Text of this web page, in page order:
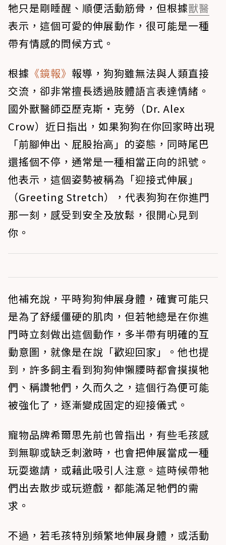
牠只是剛睡醒、順便活動筋骨，但根據獸醫
表示，這個可愛的伸展動作，很可能是一種
帶有情感的問候方式。
根據 《鏡報》 報導，狗狗雖無法與人類直接
交流，卻非常擅長透過肢體語言表達情緒。
國外獸醫師亞歷克斯・克勞（Dr. Alex
Crow）近日指出，如果狗狗在你回家時出現
「前腳伸出、屁股抬高」的姿態，同時尾巴
還搖個不停，通常是一種相當正向的訊號。
他表示，這個姿勢被稱為「迎接式伸展」
（Greeting Stretch）， 代表狗狗在你進門
那一刻，感受到安全及放鬆，很開心見到
你 。
他補充說，平時狗狗伸展身體，確實可能只
是為了舒緩僵硬的肌肉，但若牠總是在你進
門時立刻做出這個動作，多半帶有明確的互
動意圖，就像是在說「歡迎回家」。他也提
到，許多飼主看到狗狗伸懶腰時都會摸摸牠
們、稱讚牠們，久而久之，這個行為便可能
被強化了，逐漸變成固定的迎接儀式。
寵物品牌希爾思先前也曾指出，有些毛孩感
到無聊或缺乏刺激時，也會把伸展當成一種
玩耍邀請，或藉此吸引人注意。這時候帶牠
們出去散步或玩遊戲，都能滿足牠們的需
求。
不過，若毛孩特別頻繁地伸展身體，或活動